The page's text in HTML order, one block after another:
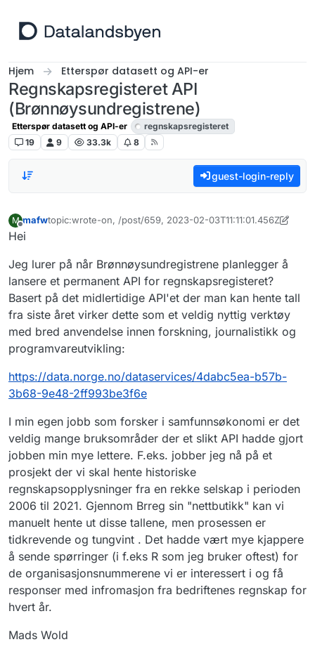
Hjem Etterspør datasett og API-er
Regnskapsregisteret API
(Brønnøysundregistrene)
Etterspør datasett og API-er
regnskapsregisteret
19
9 33.3k 8
guest-login-reply
M
Frakoblet
mafwtopic:wrote-on, /post/659, 2023-02-03T11:11:01.456Z
Sist endret av livar.bergheim11. okt. 2023, 12:04
Hei
Jeg lurer på når Brønnøysundregistrene planlegger å
lansere et permanent API for regnskapsregisteret?
Basert på det midlertidige API'et der man kan hente tall
fra siste året virker dette som et veldig nyttig verktøy
med bred anvendelse innen forskning, journalistikk og
programvareutvikling:
https://data.norge.no/dataservices/4dabc5ea-b57b-
3b68-9e48-2ff993be3f6e
I min egen jobb som forsker i samfunnsøkonomi er det
veldig mange bruksområder der et slikt API hadde gjort
jobben min mye lettere. F.eks. jobber jeg nå på et
prosjekt der vi skal hente historiske
regnskapsopplysninger fra en rekke selskap i perioden
2006 til 2021. Gjennom Brreg sin "nettbutikk" kan vi
manuelt hente ut disse tallene, men prosessen er
tidkrevende og tungvint . Det hadde vært mye kjappere
å sende spørringer (i f.eks R som jeg bruker oftest) for
de organisasjonsnummerene vi er interessert i og få
responser med infromasjon fra bedriftenes regnskap for
hvert år.
Mads Wold